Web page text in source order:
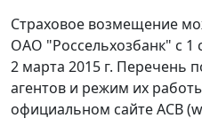
Страховое возмещение
ОАО "Россельхозбанк" с 1
2 марта 2015 г. Перечень
агентов и режим их
официальном сайте АСВ